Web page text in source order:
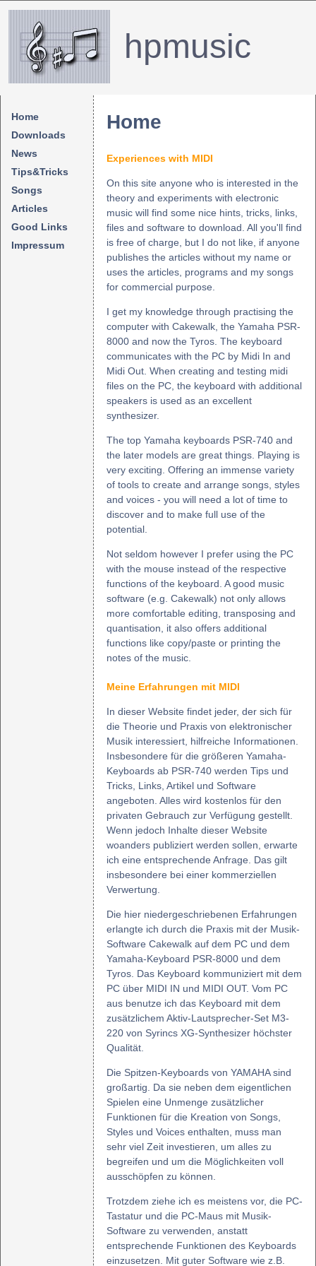
hpmusic
Home
Downloads
News
Tips&Tricks
Songs
Articles
Good Links
Impressum
Home
Experiences with MIDI
On this site anyone who is interested in the
theory and experiments with electronic
music will find some nice hints, tricks, links,
files and software to download. All you'll find
is free of charge, but I do not like, if anyone
publishes the articles without my name or
uses the articles, programs and my songs
for commercial purpose.
I get my knowledge through practising the
computer with Cakewalk, the Yamaha PSR-
8000 and now the Tyros. The keyboard
communicates with the PC by Midi In and
Midi Out. When creating and testing midi
files on the PC, the keyboard with additional
speakers is used as an excellent
synthesizer.
The top Yamaha keyboards PSR-740 and
the later models are great things. Playing is
very exciting. Offering an immense variety
of tools to create and arrange songs, styles
and voices - you will need a lot of time to
discover and to make full use of the
potential.
Not seldom however I prefer using the PC
with the mouse instead of the respective
functions of the keyboard. A good music
software (e.g. Cakewalk) not only allows
more comfortable editing, transposing and
quantisation, it also offers additional
functions like copy/paste or printing the
notes of the music.
Meine Erfahrungen mit MIDI
In dieser Website findet jeder, der sich für
die Theorie und Praxis von elektronischer
Musik interessiert, hilfreiche Informationen.
Insbesondere für die größeren Yamaha-
Keyboards ab PSR-740 werden Tips und
Tricks, Links, Artikel und Software
angeboten. Alles wird kostenlos für den
privaten Gebrauch zur Verfügung gestellt.
Wenn jedoch Inhalte dieser Website
woanders publiziert werden sollen, erwarte
ich eine entsprechende Anfrage. Das gilt
insbesondere bei einer kommerziellen
Verwertung.
Die hier niedergeschriebenen Erfahrungen
erlangte ich durch die Praxis mit der Musik-
Software Cakewalk auf dem PC und dem
Yamaha-Keyboard PSR-8000 und dem
Tyros. Das Keyboard kommuniziert mit dem
PC über MIDI IN und MIDI OUT. Vom PC
aus benutze ich das Keyboard mit dem
zusätzlichem Aktiv-Lautsprecher-Set M3-
220 von Syrincs XG-Synthesizer höchster
Qualität.
Die Spitzen-Keyboards von YAMAHA sind
großartig. Da sie neben dem eigentlichen
Spielen eine Unmenge zusätzlicher
Funktionen für die Kreation von Songs,
Styles und Voices enthalten, muss man
sehr viel Zeit investieren, um alles zu
begreifen und um die Möglichkeiten voll
ausschöpfen zu können.
Trotzdem ziehe ich es meistens vor, die PC-
Tastatur und die PC-Maus mit Musik-
Software zu verwenden, anstatt
entsprechende Funktionen des Keyboards
einzusetzen. Mit guter Software wie z.B.